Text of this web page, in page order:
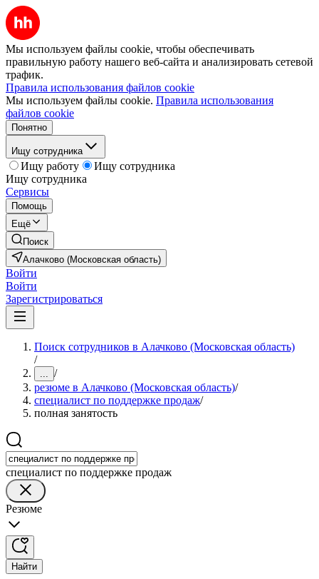
Мы используем файлы cookie, чтобы обеспечивать
правильную работу нашего веб-сайта и анализировать сетевой
трафик.
Правила использования файлов cookie
Мы используем файлы cookie. Правила использования
файлов cookie
Понятно
Ищу сотрудника
Ищу работу
Ищу сотрудника
Ищу сотрудника
Сервисы
Помощь
Ещё
Поиск
Алачково (Московская область)
Войти
Войти
Зарегистрироваться
Поиск сотрудников в Алачково (Московская область)
/
... /
резюме в Алачково (Московская область)/
специалист по поддержке продаж/
полная занятость
специалист по поддержке продаж
Резюме
Найти